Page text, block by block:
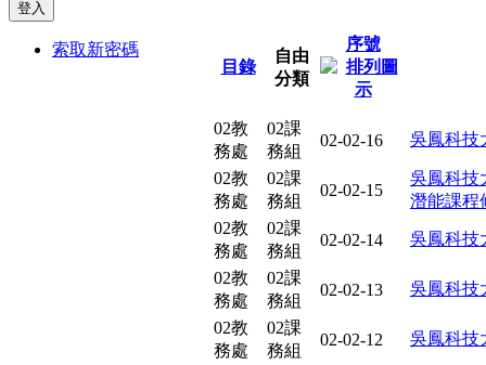
索取新密碼
目錄
自由
分類
序號
02教
務處
02課
務組
02-02-16 吳鳳科技
02教
務處
02課
務組
02-02-15
吳鳳科技
潛能課程
02教
務處
02課
務組
02-02-14 吳鳳科技
02教
務處
02課
務組
02-02-13 吳鳳科技
02教
務處
02課
務組
02-02-12 吳鳳科技